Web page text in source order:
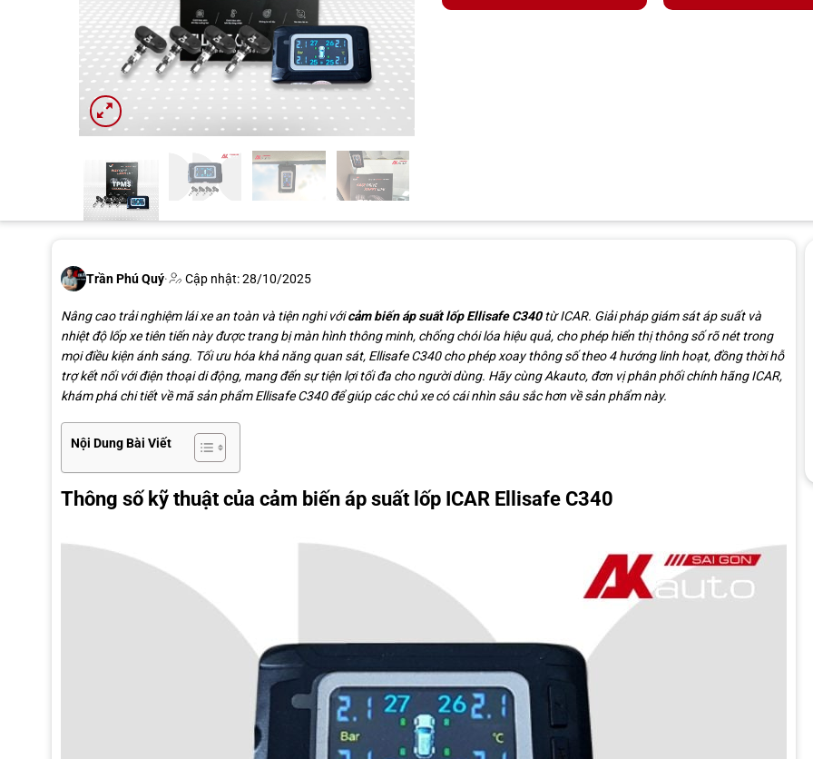
Trần Phú Quý· Cập nhật: 28/10/2025
Nâng cao trải nghiệm lái xe an toàn và tiện nghi vớicảm biến áp suất lốp Ellisafe C340từ ICAR. Giải pháp giám sát áp suất và
nhiệt độ lốp xe tiên tiến này được trang bị màn hình thông minh, chống chói lóa hiệu quả, cho phép hiển thị thông số rõ nét trong
mọi điều kiện ánh sáng. Tối ưu hóa khả năng quan sát, Ellisafe C340 cho phép xoay thông số theo 4 hướng linh hoạt, đồng thời hỗ
trợ kết nối với điện thoại di động, mang đến sự tiện lợi tối đa cho người dùng. Hãy cùng Akauto, đơn vị phân phối chính hãng ICAR,
khám phá chi tiết về mã sản phẩm Ellisafe C340 để giúp các chủ xe có cái nhìn sâu sắc hơn về sản phẩm này.
Nội Dung Bài Viết
Thông số kỹ thuật của cảm biến áp suất lốp ICAR Ellisafe C340